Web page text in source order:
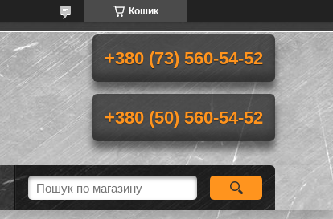
Кошик
+380 (73) 560-54-52
+380 (50) 560-54-52